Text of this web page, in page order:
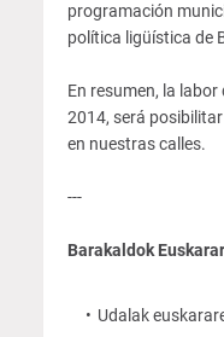
programación
política ligüística de
En resumen, la
2014, será
en nuestras calles.
---
Barakaldok
Udalak